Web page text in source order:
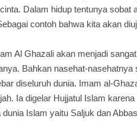
Dalam hidup tentunya
contoh bahwa kita akan
Al Ghazali akan menjadi
Bahkan nasehat-nasehatnya
diseluruh dunia. Imam al-
Ia digelar Hujjatul Islam
dunia Islam yaitu Saljuk dan